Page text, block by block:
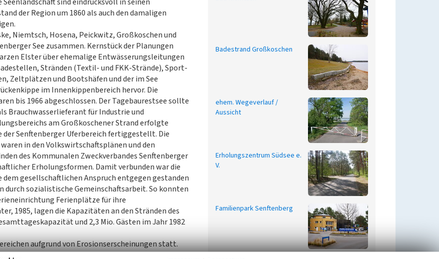
der Region um 1860 als auch den damaligen
Niemtsch, Hosena, Peickwitz, Großkoschen und
See zusammen. Kernstück der Planungen
Elster über ehemalige Entwässerungsleitungen
Stränden (Textil- und FKK-Strände), Sport-
Zeltplätzen und Bootshäfen und der im See
im Innenkippenbereich hervor. Die
bis 1966 abgeschlossen. Der Tagebaurestsee sollte
Brauchwasserlieferant für Industrie und
am Großkoschener Strand erfolgte
der Senftenberger Uferbereich fertiggestellt. Die
in den Volkswirtschaftsplänen und den
des Kommunalen Zweckverbandes Senftenberger
Erholungsformen. Damit verbunden war die
gesellschaftlichen Anspruch entgegen gestanden
sozialistische Gemeinschaftsarbeit. So konnten
Ferienplätze für ihre
1985, lagen die Kapazitäten an den Stränden des
und 2,3 Mio. Gästen im Jahr 1982
aufgrund von Erosionserscheinungen statt.
im Brückenrandschlauch Niemtsch die Stabilität der
Badestrand Großkoschen
ehem. Wegeverlauf /
Aussicht
Erholungszentrum Südsee e.
V.
Familienpark Senftenberg